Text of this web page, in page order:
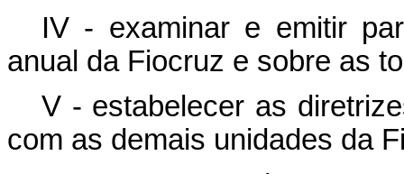
IV - examinar e emitir
anual da Fiocruz e sobre as
V - estabelecer as
com as demais unidades da